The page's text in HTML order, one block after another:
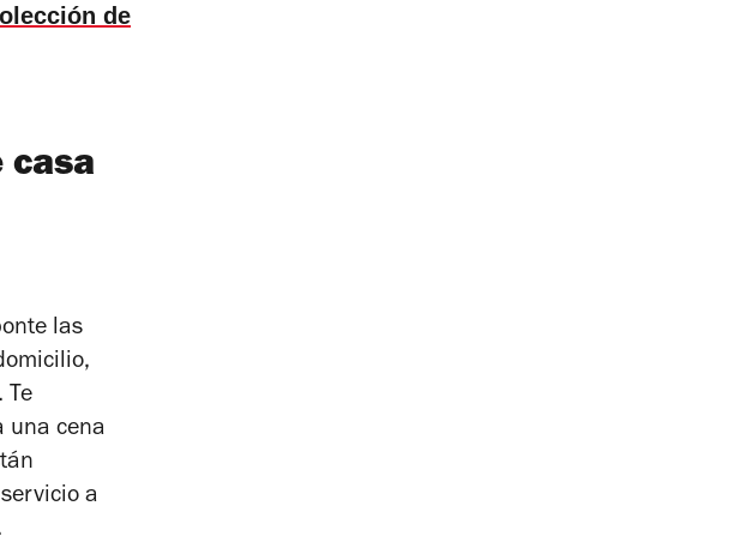
de
casa
las
Te
una cena
a